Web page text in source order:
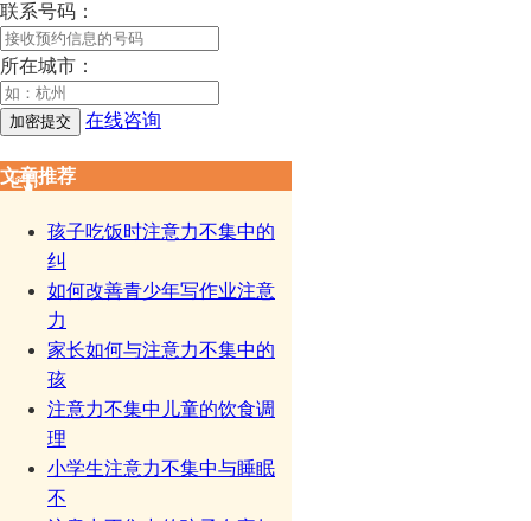
联系号码：
所在城市：
在线咨询
文章推荐
孩子吃饭时注意力不集中的
纠
如何改善青少年写作业注意
力
家长如何与注意力不集中的
孩
注意力不集中儿童的饮食调
理
小学生注意力不集中与睡眠
不